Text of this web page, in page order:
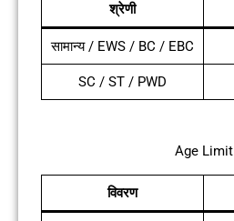
श्रेणी
सामान्य / EWS / BC / EBC
SC / ST / PWD
Age Limit
विवरण